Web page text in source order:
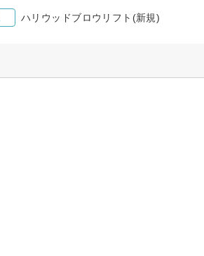
ハリウッドブロウリフト(新規)